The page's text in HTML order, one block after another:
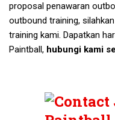
proposal penawaran
outbound training,
training kami. Dapatkan
Paintball, hubungi kami